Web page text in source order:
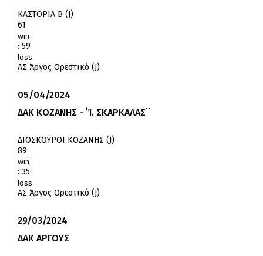
ΚΑΣΤΟΡΙΑ Β (J)
61
win
: 59
loss
ΑΣ Άργος Ορεστικό (J)
05/04/2024
ΔΑΚ ΚΟΖΑΝΗΣ - ΄Ί. ΣΚΑΡΚΑΛΑΣ¨
ΔΙΟΣΚΟΥΡΟΙ ΚΟΖΑΝΗΣ (J)
89
win
: 35
loss
ΑΣ Άργος Ορεστικό (J)
29/03/2024
ΔΑΚ ΑΡΓΟΥΣ